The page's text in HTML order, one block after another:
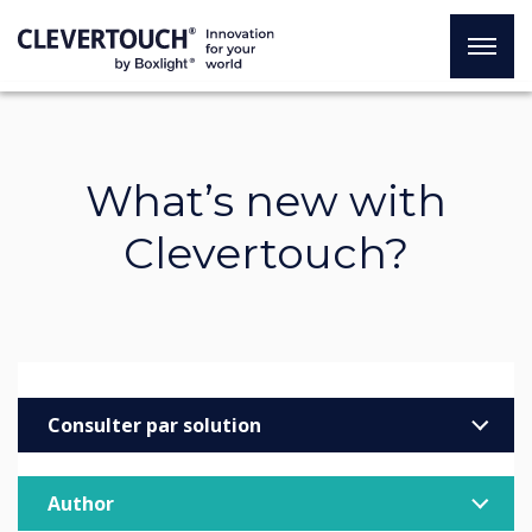
What’s new with
Clevertouch?
Consulter par solution
Author